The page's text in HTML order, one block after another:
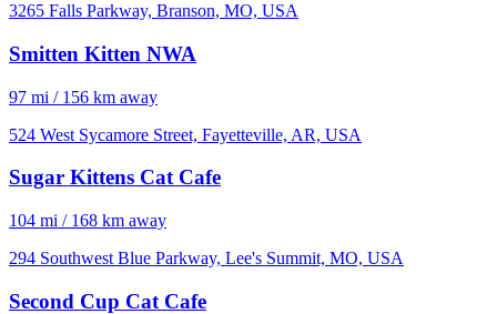
3265 Falls Parkway, Branson, MO, USA
Smitten Kitten NWA
97 mi / 156 km away
524 West Sycamore Street, Fayetteville, AR, USA
Sugar Kittens Cat Cafe
104 mi / 168 km away
294 Southwest Blue Parkway, Lee's Summit, MO, USA
Second Cup Cat Cafe